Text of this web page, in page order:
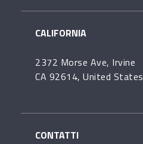
CALIFORNIA
2372 Morse Ave, Irvine
CA 92614, United States
CONTATTI